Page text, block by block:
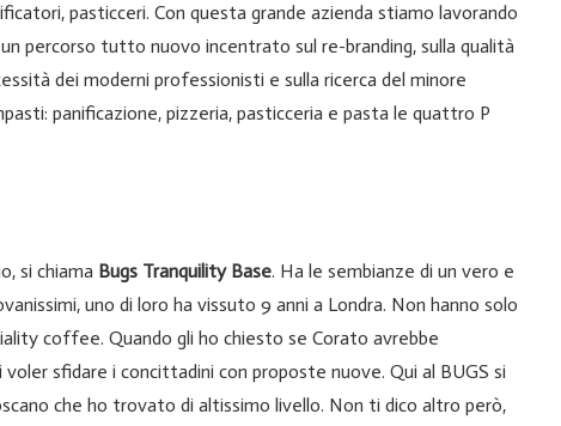
pasticceri. Con questa grande azienda stiamo lavorando
percorso tutto nuovo incentrato sul re-branding, sulla qualità
dei moderni professionisti e sulla ricerca del minore
panificazione, pizzeria, pasticceria e pasta le quattro P
si chiama Bugs Tranquility Base. Ha le sembianze di un vero e
uno di loro ha vissuto 9 anni a Londra. Non hanno solo
coffee. Quando gli ho chiesto se Corato avrebbe
sfidare i concittadini con proposte nuove. Qui al BUGS si
che ho trovato di altissimo livello. Non ti dico altro però,